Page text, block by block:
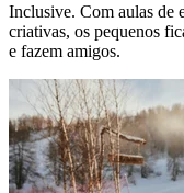
Inclusive. Com aulas de
criativas, os pequenos
e fazem amigos.